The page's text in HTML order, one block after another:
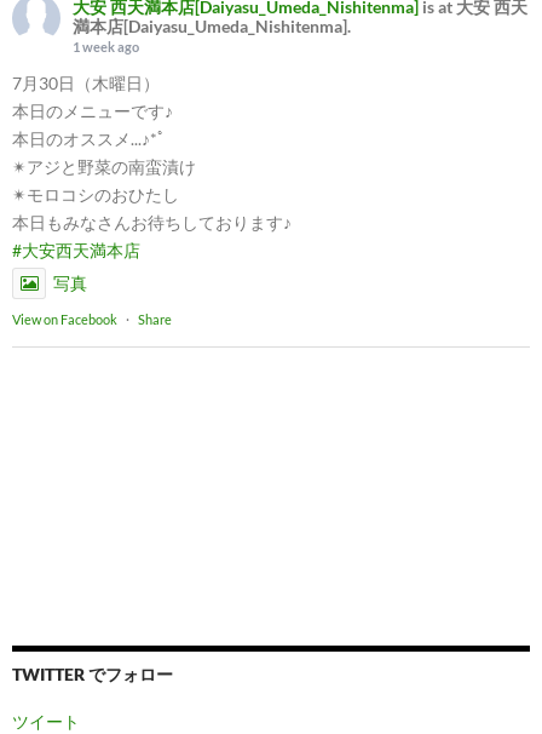
大安 西天満本店[Daiyasu_Umeda_Nishitenma] is at 大安 西天
満本店[Daiyasu_Umeda_Nishitenma].
1 week ago
7月30日（木曜日）
本日のメニューです♪
本日のオススメ...♪*ﾟ
✴︎アジと野菜の南蛮漬け
✴︎モロコシのおひたし
本日もみなさんお待ちしております♪
#大安西天満本店
写真
View on Facebook · Share
TWITTER でフォロー
ツイート